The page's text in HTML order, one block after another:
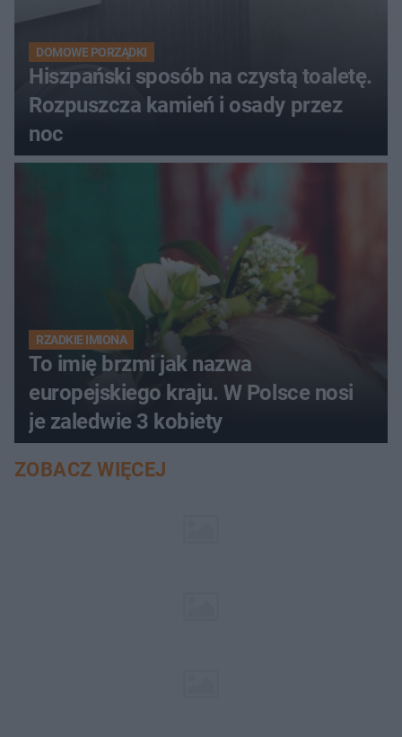
DOMOWE PORZĄDKI
Hiszpański sposób na czystą toaletę.
Rozpuszcza kamień i osady przez
noc
RZADKIE IMIONA
To imię brzmi jak nazwa
europejskiego kraju. W Polsce nosi
je zaledwie 3 kobiety
ZOBACZ WIĘCEJ